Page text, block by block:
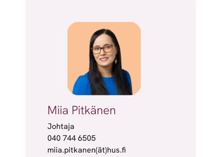
Miia Pitkänen
Johtaja
040 744 6505
miia.pitkanen(ät)hus.fi